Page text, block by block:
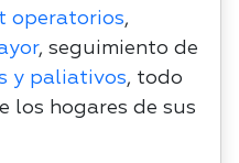
operatorios,
, seguimiento de
y paliativos, todo
los hogares de sus